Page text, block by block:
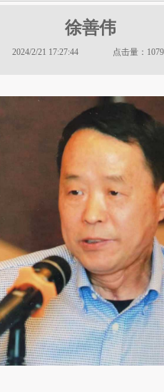
徐善伟
2024/2/21 17:27:44 点击量：